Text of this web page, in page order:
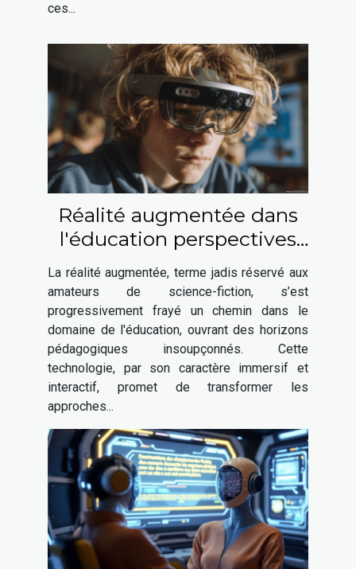
ces...
Réalité augmentée dans
l'éducation perspectives
et outils pour les
enseignants
La réalité augmentée, terme jadis réservé aux
amateurs de science-fiction, s’est
progressivement frayé un chemin dans le
domaine de l'éducation, ouvrant des horizons
pédagogiques insoupçonnés. Cette
technologie, par son caractère immersif et
interactif, promet de transformer les
approches...